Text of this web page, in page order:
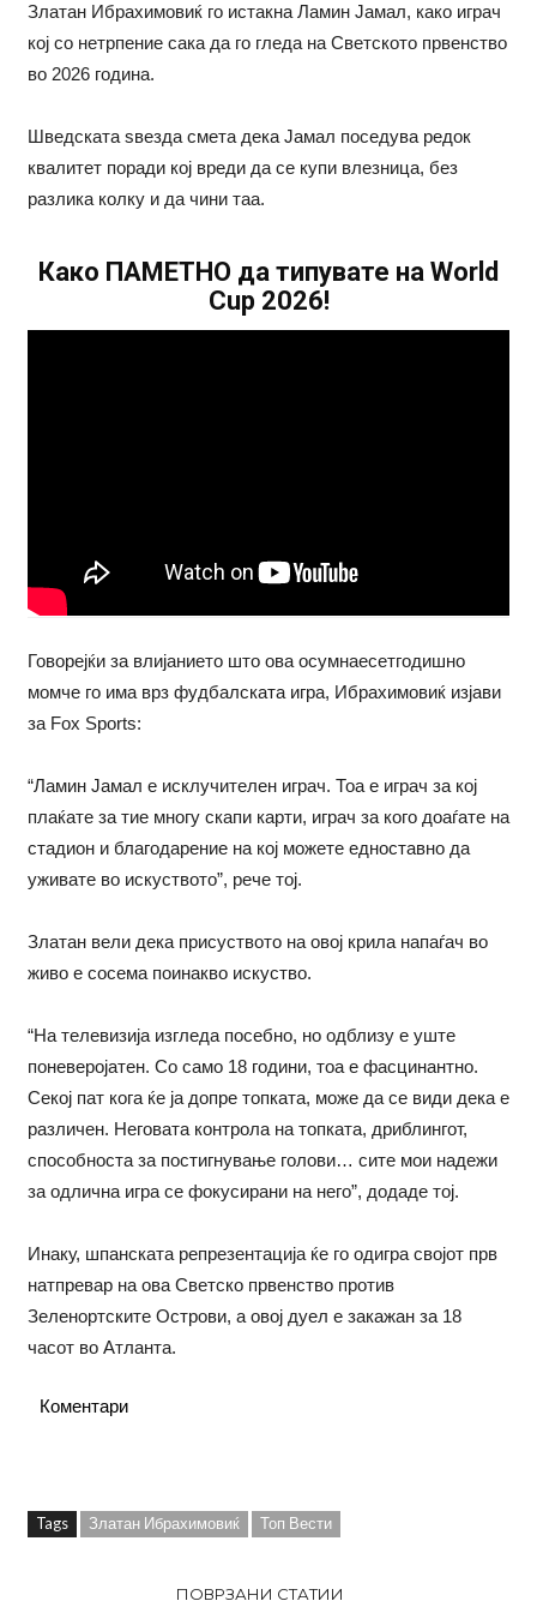
Златан Ибрахимовиќ го истакна Ламин Јамал, како играч
кој со нетрпение сака да го гледа на Светското првенство
во 2026 година.
Шведската ѕвезда смета дека Јамал поседува редок
квалитет поради кој вреди да се купи влезница, без
разлика колку и да чини таа.
Како ПАМЕТНО да типувате на World
Cup 2026!
Говорејќи за влијанието што ова осумнаесетгодишно
момче го има врз фудбалската игра, Ибрахимовиќ изјави
за Fox Sports:
“Ламин Јамал е исклучителен играч. Тоа е играч за кој
плаќате за тие многу скапи карти, играч за кого доаѓате на
стадион и благодарение на кој можете едноставно да
уживате во искуството”, рече тој.
Златан вели дека присуството на овој крила напаѓач во
живо е сосема поинакво искуство.
“На телевизија изгледа посебно, но одблизу е уште
поневеројатен. Со само 18 години, тоа е фасцинантно.
Секој пат кога ќе ја допре топката, може да се види дека е
различен. Неговата контрола на топката, дриблингот,
способноста за постигнување голови… сите мои надежи
за одлична игра се фокусирани на него”, додаде тој.
Инаку, шпанската репрезентација ќе го одигра својот прв
натпревар на ова Светско првенство против
Зеленортските Острови, а овој дуел е закажан за 18
часот во Атланта.
Коментари
Tags Златан Ибрахимовиќ Топ Вести
ПОВРЗАНИ СТАТИИ